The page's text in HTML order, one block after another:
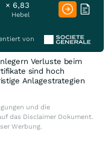
× 6,83
Hebel
von
Verluste beim
sind hoch
Anlagestrategien
und die
das Disclaimer Dokument.
Werbung.